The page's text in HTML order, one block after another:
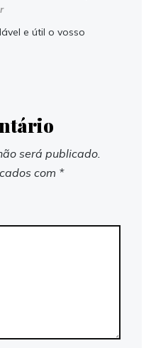
e útil o vosso
será publicado.
com *